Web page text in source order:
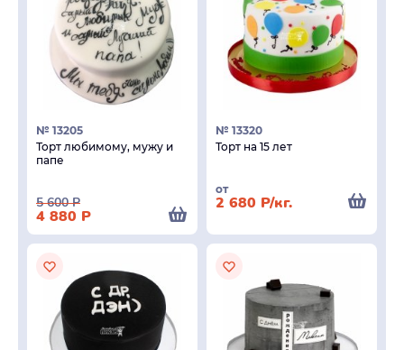
№ 13205
Торт любимому, мужу и
папе
5 600Р
4 880 Р
№ 13320
Торт на 15 лет
от
2 680 Р/кг.